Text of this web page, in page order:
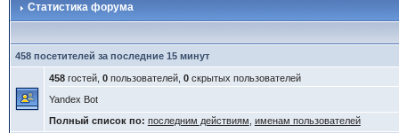
Статистика форума
458 посетителей за последние 15 минут
458гостей, 0пользователей, 0скрытых пользователей
Yandex Bot
Полный список по: последним действиям именам пользователей